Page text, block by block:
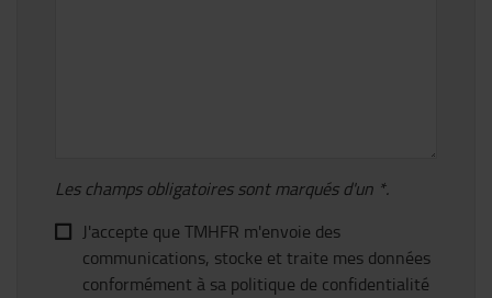
Les champs obligatoires sont marqués d'un *.
J'accepte que TMHFR m'envoie des
communications, stocke et traite mes données
conformément à sa politique de confidentialité